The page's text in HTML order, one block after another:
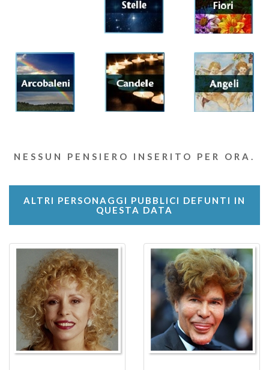
NESSUN PENSIERO INSERITO PER ORA.
ALTRI PERSONAGGI PUBBLICI DEFUNTI IN
QUESTA DATA